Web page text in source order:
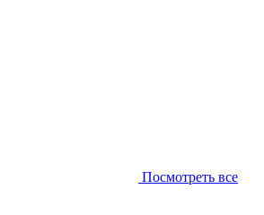
Посмотреть все